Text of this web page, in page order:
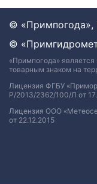
© «Примпогода»,
©
«Примпогода»
товарным знаком на
Лицензия ФГБУ
Р/2013/2362/100/Л от
Лицензия ООО
от 22.12.2015